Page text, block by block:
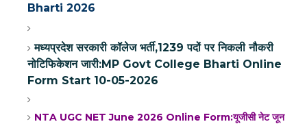
Bharti 2026
मध्यप्रदेश सरकारी कॉलेज भर्ती,1239 पदों पर निकली नौकरी
नोटिफिकेशन जारी:MP Govt College Bharti Online
Form Start 10-05-2026
NTA UGC NET June 2026 Online Form:यूजीसी नेट जून